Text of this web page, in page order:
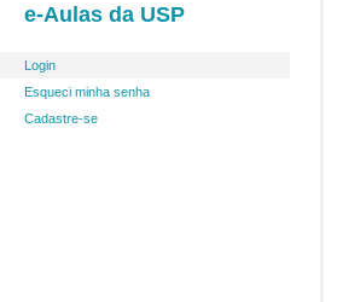
e-Aulas da USP
Login
Esqueci minha senha
Cadastre-se